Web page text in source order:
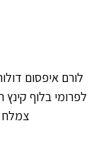
לורם איפסום
לפרומי בלוף
צמלח